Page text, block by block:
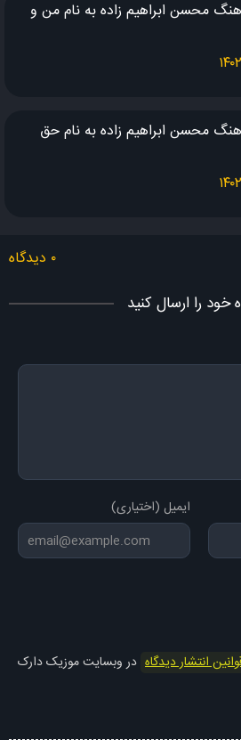
محسن ابراهیم زاده به نام من و
محسن ابراهیم زاده به نام حق
۰ دیدگاه
خود را ارسال کنید
ایمیل (اختیاری)
انتشار دیدگاه در وبسایت موزیک دارک